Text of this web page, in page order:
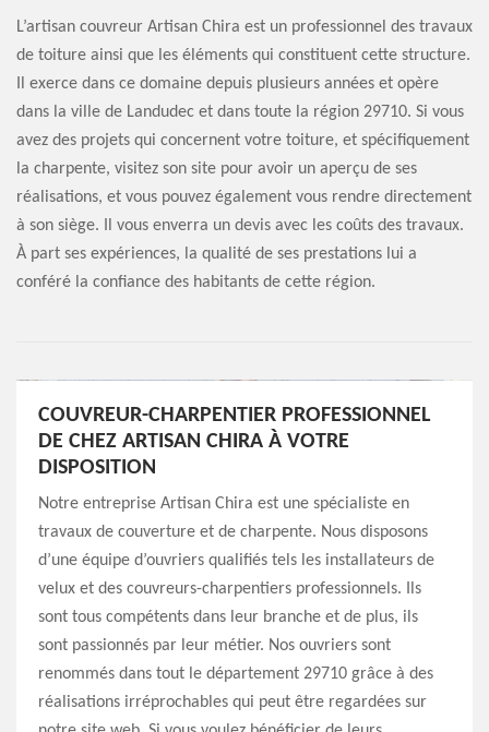
L’artisan couvreur Artisan Chira est un professionnel des travaux
de toiture ainsi que les éléments qui constituent cette structure.
Il exerce dans ce domaine depuis plusieurs années et opère
dans la ville de Landudec et dans toute la région 29710. Si vous
avez des projets qui concernent votre toiture, et spécifiquement
la charpente, visitez son site pour avoir un aperçu de ses
réalisations, et vous pouvez également vous rendre directement
à son siège. Il vous enverra un devis avec les coûts des travaux.
À part ses expériences, la qualité de ses prestations lui a
conféré la confiance des habitants de cette région.
COUVREUR-CHARPENTIER PROFESSIONNEL
DE CHEZ ARTISAN CHIRA À VOTRE
DISPOSITION
Notre entreprise Artisan Chira est une spécialiste en
travaux de couverture et de charpente. Nous disposons
d’une équipe d’ouvriers qualifiés tels les installateurs de
velux et des couvreurs-charpentiers professionnels. Ils
sont tous compétents dans leur branche et de plus, ils
sont passionnés par leur métier. Nos ouvriers sont
renommés dans tout le département 29710 grâce à des
réalisations irréprochables qui peut être regardées sur